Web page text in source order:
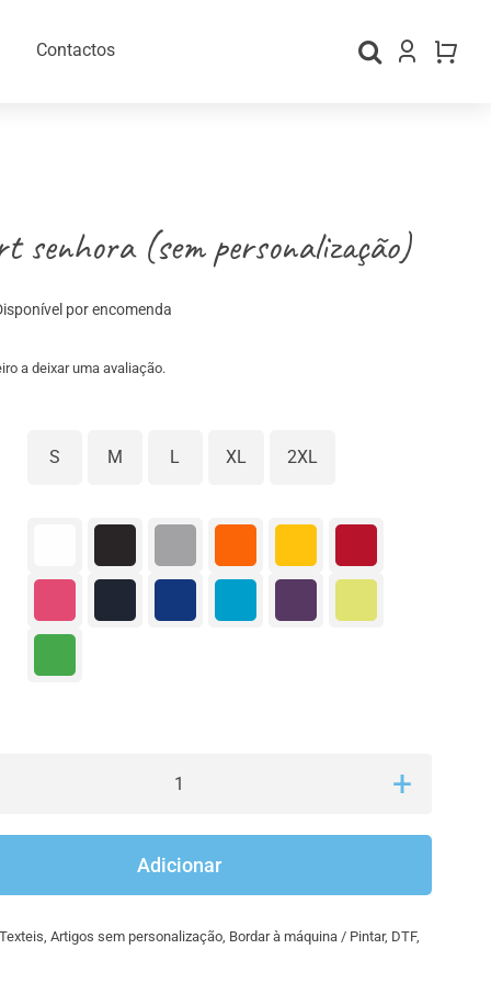
Contactos
senhora (sem personalização)
por encomenda
a deixar uma avaliação.
S M L XL 2XL
Quantidade
T-
(sem
Adicionar
Texteis, Artigos sem personalização, Bordar à máquina / Pintar, DTF,